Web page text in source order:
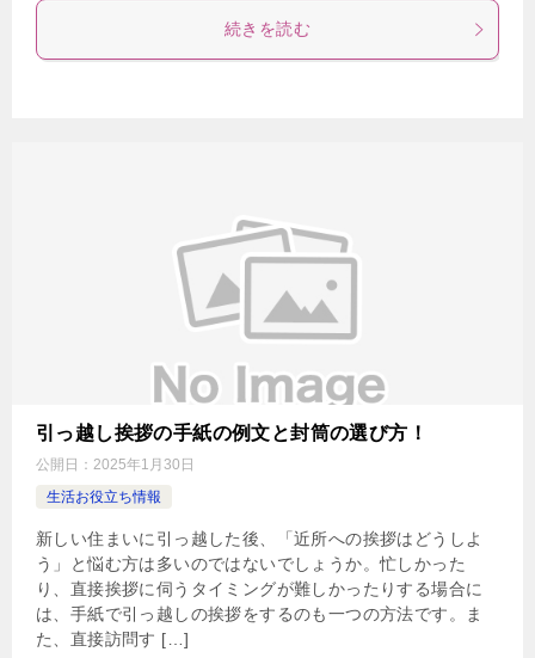
続きを読む
引っ越し挨拶の手紙の例文と封筒の選び方！
公開日： 2025年1月30日
生活お役立ち情報
新しい住まいに引っ越した後、「近所への挨拶はどうしよ
う」と悩む方は多いのではないでしょうか。忙しかった
り、直接挨拶に伺うタイミングが難しかったりする場合に
は、手紙で引っ越しの挨拶をするのも一つの方法です。ま
た、直接訪問す […]